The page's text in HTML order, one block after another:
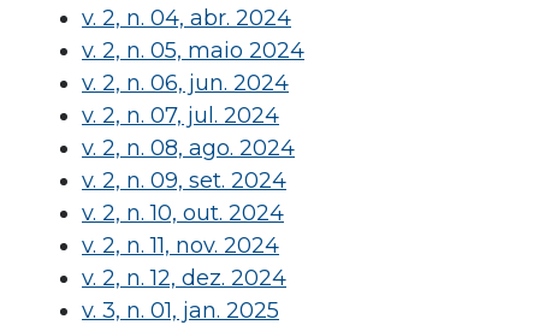
v. 2, n. 04, abr. 2024
v. 2, n. 05, maio 2024
v. 2, n. 06, jun. 2024
v. 2, n. 07, jul. 2024
v. 2, n. 08, ago. 2024
v. 2, n. 09, set. 2024
v. 2, n. 10, out. 2024
v. 2, n. 11, nov. 2024
v. 2, n. 12, dez. 2024
v. 3, n. 01, jan. 2025